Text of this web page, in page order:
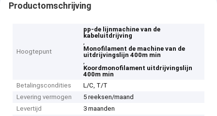
Productomschrijving
Hoogtepunt
pp-de lijnmachine van de
kabeluitdrijving
,
Monofilament de machine van de
uitdrijvingslijn 400m min
,
Koordmonofilament uitdrijvingslijn
400m min
Betalingscondities
L/C, T/T
Levering vermogen
5 reeksen/maand
Levertijd
3 maanden